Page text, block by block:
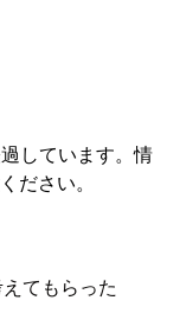
しています。情
ださい。
てもらった